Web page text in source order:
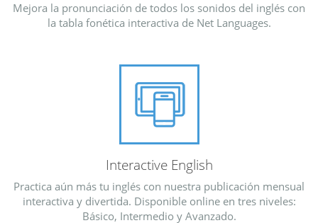
Mejora la pronunciación de todos los sonidos del inglés con
la tabla fonética interactiva de Net Languages.
Interactive English
Practica aún más tu inglés con nuestra publicación mensual
interactiva y divertida. Disponible online en tres niveles:
Básico, Intermedio y Avanzado.